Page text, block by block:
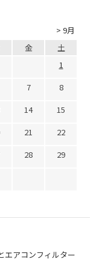
> 9月
金
土
1
7
8
14
15
21
22
28
29
エアコンフィルター